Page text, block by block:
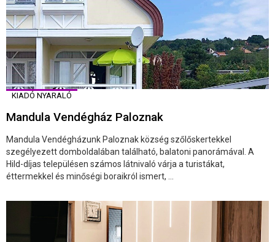
KIADÓ NYARALÓ
Mandula Vendégház Paloznak
Mandula Vendégházunk Paloznak község szőlőskertekkel
szegélyezett domboldalában található, balatoni panorámával. A
Hild-díjas településen számos látnivaló várja a turistákat,
éttermekkel és minőségi boraikról ismert, ...